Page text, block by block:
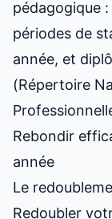
pédagogique
périodes de
année, et
(Répertoire
Rebondir
année
Le
Redoubler